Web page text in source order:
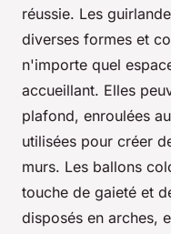
réussie. Les
diverses formes et
n'importe quel
accueillant. Elles
plafond, enroulées
utilisées pour créer
murs. Les ballons
touche de gaieté et
disposés en arches,